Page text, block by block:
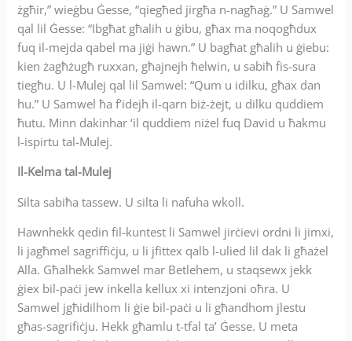
żgħir,” wieġbu Ġesse, “qiegħed jirgħa n-nagħaġ.” U Samwel
qal lil Ġesse: “Ibgħat għalih u ġibu, għax ma noqogħdux
fuq il-mejda qabel ma jiġi hawn.” U bagħat għalih u ġiebu:
kien żagħżugħ ruxxan, għajnejh ħelwin, u sabiħ fis-sura
tiegħu. U l-Mulej qal lil Samwel: “Qum u idilku, għax dan
hu.” U Samwel ħa f’idejh il-qarn biż-żejt, u dilku quddiem
ħutu. Minn dakinhar ‘il quddiem niżel fuq David u ħakmu
l-ispirtu tal-Mulej.
Il-Kelma tal-Mulej
Silta sabiħa tassew. U silta li nafuha wkoll.
Hawnhekk qedin fil-kuntest li Samwel jirċievi ordni li jimxi,
li jagħmel sagriffiċju, u li jfittex qalb l-ulied lil dak li għażel
Alla. Għalhekk Samwel mar Betlehem, u staqsewx jekk
ġiex bil-paċi jew inkella kellux xi intenzjoni oħra. U
Samwel jgħidilhom li ġie bil-paċi u li għandhom jlestu
għas-sagrifiċju. Hekk għamlu t-tfal ta’ Ġesse. U meta